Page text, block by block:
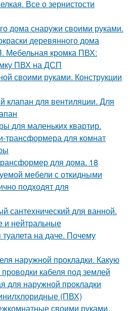
Все о зернистости
дома снаружи своими руками.
деревянного дома
Мебельная кромка ПВХ:
ПВХ на ДСП
своими руками. Конструкции
клапан для вентиляции. Для
для маленьких квартир.
трансформера для комнат
для дома. 18
мебели с откидными
подходят для
сантехнический для ванной.
и нейтральные
на даче. Почему
наружной прокладки. Какую
кабеля под землей
для наружной прокладки
(ПВХ)
своими руками.